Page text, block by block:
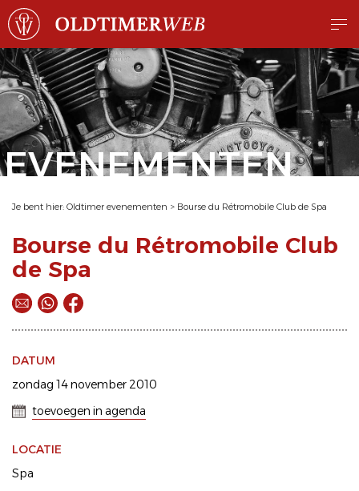
EVENEMENTEN
Je bent hier: Oldtimer evenementen > Bourse du Rétromobile Club de Spa
Bourse du Rétromobile Club
de Spa
DATUM
zondag 14 november 2010
toevoegen in agenda
LOCATIE
Spa